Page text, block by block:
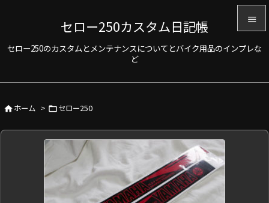
セロー250カスタム日記帳
セロー250のカスタムとメンテナンスについてとバイク用品のインプレな
ど


ホーム > セロー250